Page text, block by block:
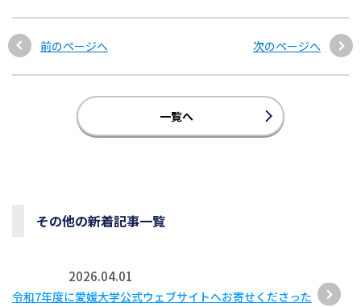
前のページへ 次のページへ
一覧へ
その他の新着記事一覧
2026.04.01
令和7年度に愛媛大学公式ウェブサイトへお寄せくださった